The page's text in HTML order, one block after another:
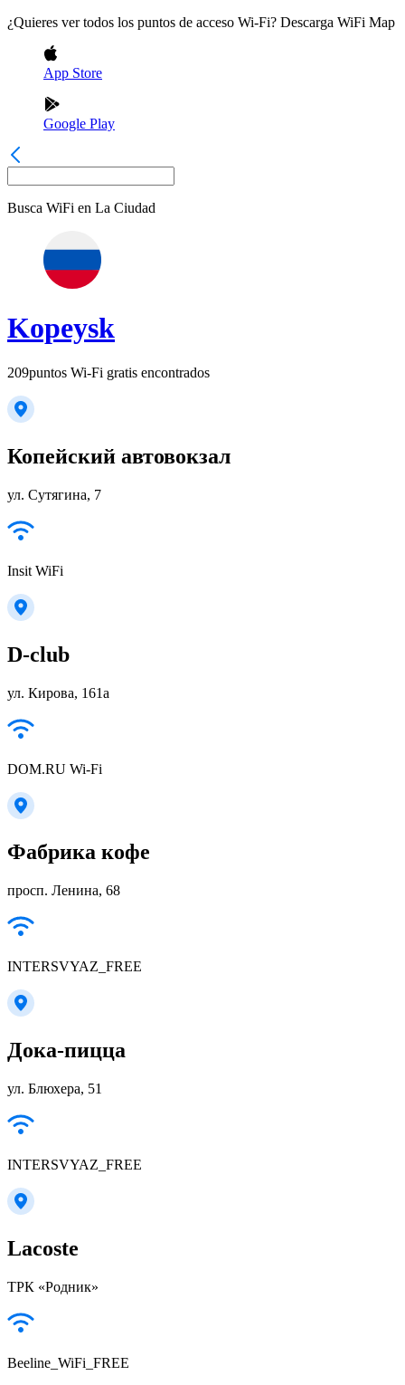
¿Quieres ver todos los puntos de acceso Wi-Fi? Descarga WiFi Map
App Store
Google Play
Busca WiFi en La Ciudad
Kopeysk
209puntos Wi-Fi gratis encontrados
Копейский автовокзал
ул. Сутягина, 7
Insit WiFi
D-club
ул. Кирова, 161а
DOM.RU Wi-Fi
Фабрика кофе
просп. Ленина, 68
INTERSVYAZ_FREE
Дока-пицца
ул. Блюхера, 51
INTERSVYAZ_FREE
Lacoste
ТРК «Родник»
Beeline_WiFi_FREE